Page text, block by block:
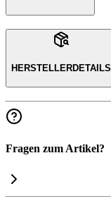
HERSTELLERDETAILS
Fragen zum Artikel?